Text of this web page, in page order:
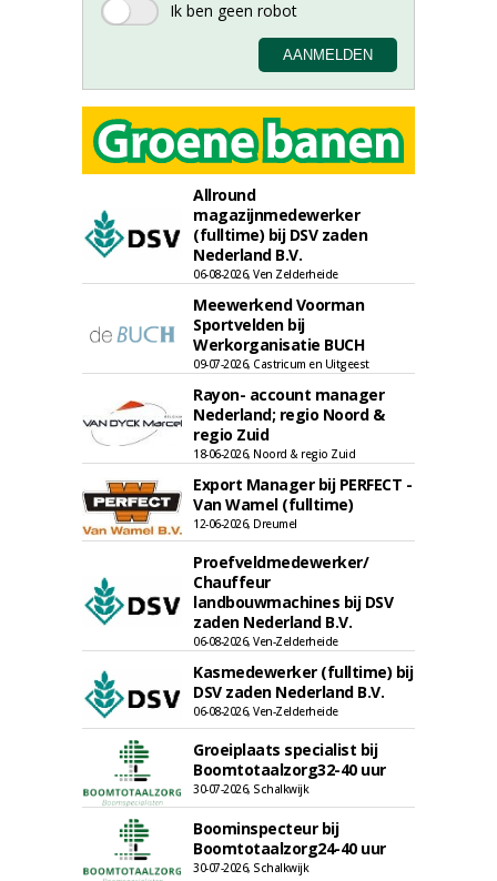
Allround
magazijnmedewerker
(fulltime) bij DSV zaden
Nederland B.V.
06-08-2026, Ven Zelderheide
Meewerkend Voorman
Sportvelden bij
Werkorganisatie BUCH
09-07-2026, Castricum en Uitgeest
Rayon- account manager
Nederland; regio Noord &
regio Zuid
18-06-2026, Noord & regio Zuid
Export Manager bij PERFECT -
Van Wamel (fulltime)
12-06-2026, Dreumel
Proefveldmedewerker/
Chauffeur
landbouwmachines bij DSV
zaden Nederland B.V.
06-08-2026, Ven-Zelderheide
Kasmedewerker (fulltime) bij
DSV zaden Nederland B.V.
06-08-2026, Ven-Zelderheide
Groeiplaats specialist bij
Boomtotaalzorg32-40 uur
30-07-2026, Schalkwijk
Boominspecteur bij
Boomtotaalzorg24-40 uur
30-07-2026, Schalkwijk